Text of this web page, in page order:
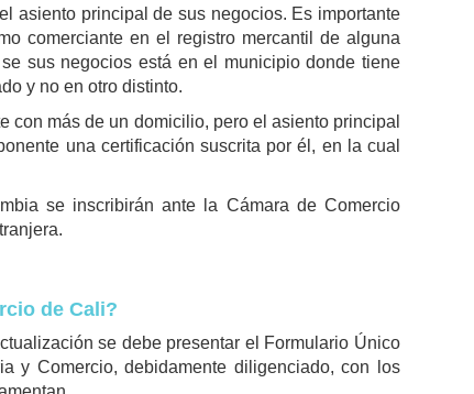
asiento principal de sus negocios. Es importante
comerciante en el registro mercantil de alguna
sus negocios está en el municipio donde tiene
y no en otro distinto.
con más de un domicilio, pero el asiento principal
una certificación suscrita por él, en la cual
se inscribirán ante la Cámara de Comercio
de Cali?
se debe presentar el Formulario Único
y Comercio, debidamente diligenciado, con los